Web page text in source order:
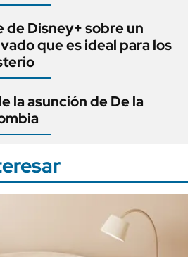
de Disney+ sobre un
que es ideal para los
la asunción de De la